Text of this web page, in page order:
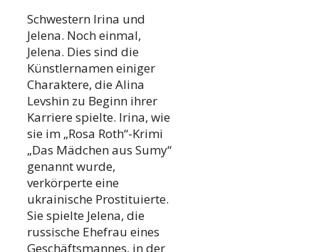
Schwestern Irina und
Jelena. Noch einmal,
Jelena. Dies sind die
Künstlernamen einiger
Charaktere, die Alina
Levshin zu Beginn ihrer
Karriere spielte. Irina, wie
sie im „Rosa Roth“-Krimi
„Das Mädchen aus Sumy“
genannt wurde,
verkörperte eine
ukrainische Prostituierte.
Sie spielte Jelena, die
russische Ehefrau eines
Geschäftsmannes, in der